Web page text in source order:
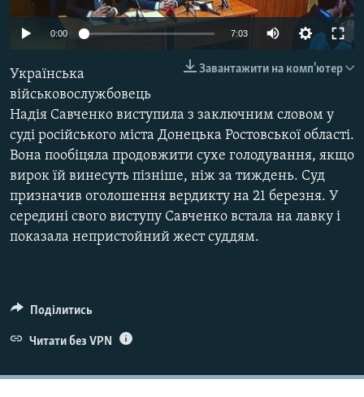
ВІДЕОУРОКИ «ELIFBE»
УКРАЇНСЬКА ПРОБЛЕМА КРИМУ
ІНФОГРАФІКА
Русский
ДОЛУЧАЙСЯ!
Усі сайти RFE/RL
0:00 7:03
Завантажити на комп'ютер
Українська
військовослужбовець
Надія Савченко виступила з заключним словом у
суді російського міста Донецька Ростовської області.
Вона пообіцяла продовжити сухе голодування, якщо
вирок їй винесуть пізніше, ніж за тиждень. Суд
призначив оголошення вердикту на 21 березня. У
середині свого виступу Савченко встала на лавку і
показала непристойний жест суддям.
Поділитись
Читати без VPN